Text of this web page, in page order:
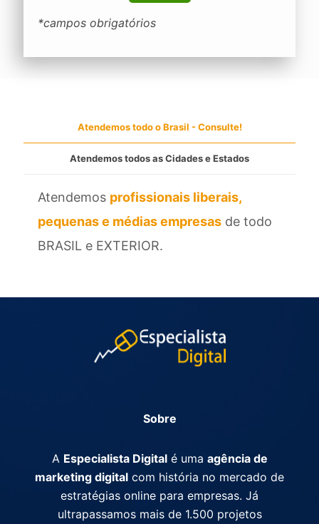
*campos obrigatórios
Atendemos todo o Brasil - Consulte!
Atendemos todos as Cidades e Estados
Atendemos profissionais liberais,
pequenas e médias empresas de todo
BRASIL e EXTERIOR.
Sobre
A Especialista Digitalé uma agência de
marketing digital com história no mercado de
estratégias online para empresas. Já
ultrapassamos mais de 1.500 projetos